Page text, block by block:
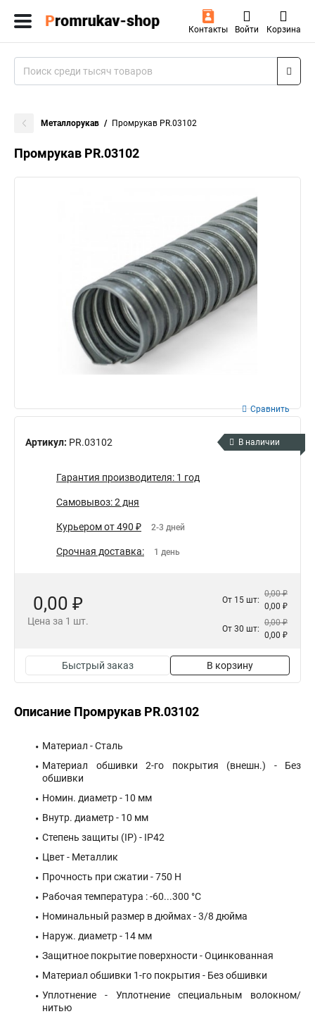
Контакты Войти Корзина
Металлорукав Промрукав PR.03102
Промрукав PR.03102
Артикул: PR.03102
Сравнить
В наличии
Гарантия производителя: 1 год
Самовывоз: 2 дня
Курьером от 490 ₽ 2-3 дней
Срочная доставка: 1 день
0,00 ₽
Цена за 1 шт.
От 15 шт:
0,00 ₽
0,00 ₽
От 30 шт:
0,00 ₽
0,00 ₽
Быстрый заказ В корзину
Описание Промрукав PR.03102
Материал - Сталь
Материал обшивки 2-го покрытия (внешн.) - Без
обшивки
Номин. диаметр - 10 мм
Внутр. диаметр - 10 мм
Степень защиты (IP) - IP42
Цвет - Металлик
Прочность при сжатии - 750 Н
Рабочая температура : -60...300 °C
Номинальный размер в дюймах - 3/8 дюйма
Наруж. диаметр - 14 мм
Защитное покрытие поверхности - Оцинкованная
Материал обшивки 1-го покрытия - Без обшивки
Уплотнение - Уплотнение специальным волокном/
нитью